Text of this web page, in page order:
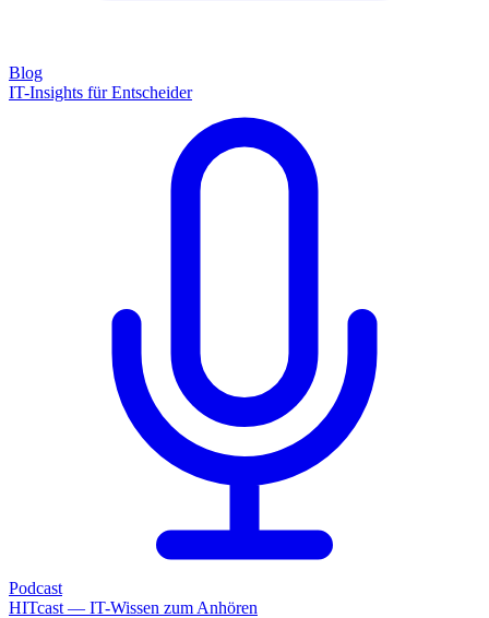
Blog
IT-Insights für Entscheider
Podcast
HITcast — IT-Wissen zum Anhören